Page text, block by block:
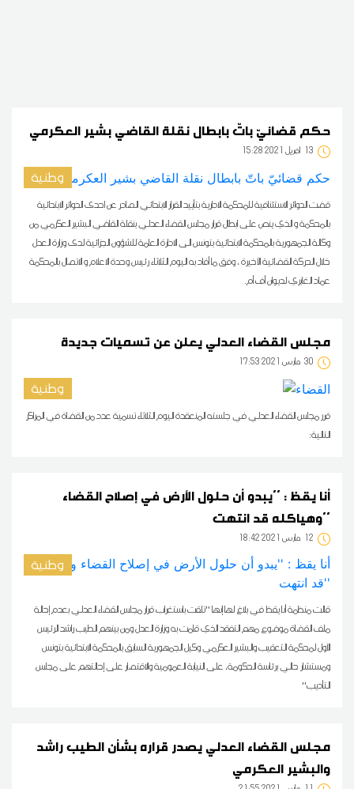
حكم قضائيّ باتّ بابطال نقلة القاضي بشير العكرمي
13 15:28 2021 أفريل
وطنية
قضت الدوائر الاستئنافية للمحكمة الادارية بتأييد القرار الابتدائي الصادر عن احدى الدوائر الابتدائية
بالمحكمة و الذي ينص على ابطال قرار مجلس القضاء العدلي بنقلة القاضي البشير العكرمي من
وكالة الجمهورية بالمحكمة الابتدائية بتونس الى الادارة العامة للشؤون الجزائية لدى وزارة العدل
خلال الحركة القضائية الأخيرة ، وفق ما أفاد به اليوم الثلاثاء رئيس وحدة الاعلام و الاتصال بالمحكمة
عماد الغابري لديوان أف أم.
مجلس القضاء العدلي يعلن عن تسميات جديدة
30 17:53 2021 مارس
وطنية
قرر مجلس القضاء العدلي في جلسته المنعقدة اليوم الثلاثاء تسمية عدد من القضاة في المراكز
التالية:
أنا يقظ : ''يبدو أن حلول الأرض في إصلاح القضاء
وهياكله قد انتهت''
12 18:42 2021 مارس
وطنية
قالت منظمة أنا يقظ في بلاغ لها إنها ''تلقت باستغراب قرار مجلس القضاء العدلي بعدم إحالة
ملف القضاة موضوع مهم التفقد الذي قامت به وزارة العدل ومن بينهم الطيب راشد الرئيس
الأول لمحكمة التعقيب والبشير العكرمي وكيل الجمهورية السابق بالمحكمة الابتدائية بتونس
ومستشار حالي برئاسة الحكومة، على النيابة العمومية والاقتصار على إحالتهم على مجلس
التأديب''
مجلس القضاء العدلي يصدر قراره بشأن الطيب راشد
والبشير العكرمي